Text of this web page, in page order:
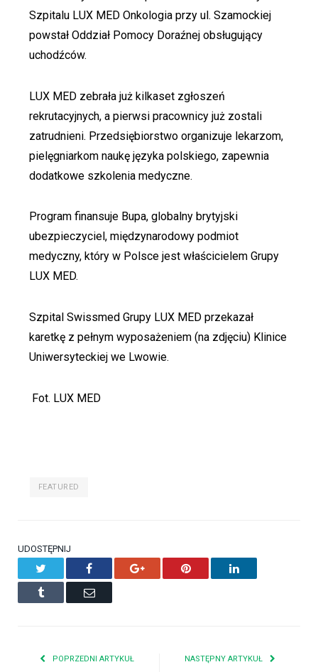
Szpitalu LUX MED Onkologia przy ul. Szamockiej
powstał Oddział Pomocy Doraźnej obsługujący
uchodźców.
LUX MED zebrała już kilkaset zgłoszeń
rekrutacyjnych, a pierwsi pracownicy już zostali
zatrudnieni. Przedsiębiorstwo organizuje lekarzom,
pielęgniarkom naukę języka polskiego, zapewnia
dodatkowe szkolenia medyczne.
Program finansuje Bupa, globalny brytyjski
ubezpieczyciel, międzynarodowy podmiot
medyczny, który w Polsce jest właścicielem Grupy
LUX MED.
Szpital Swissmed Grupy LUX MED przekazał
karetkę z pełnym wyposażeniem (na zdjęciu) Klinice
Uniwersyteckiej we Lwowie.
Fot. LUX MED
FEATURED
UDOSTĘPNIJ
Facebook Google+ Pinterest LinkedIn
Tumblr Email
POPRZEDNI ARTYKUŁ NASTĘPNY ARTYKUŁ